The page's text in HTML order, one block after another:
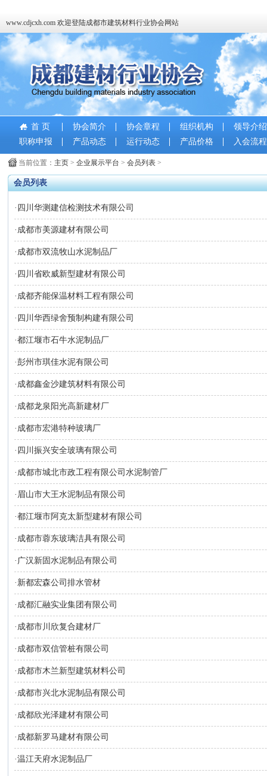
www.cdjcxh.com 欢迎登陆成都市建筑材料行业协会网站
首 页 协会简介 协会章程 组织机构
领导介绍
职称申报
产品动态 运行动态 产品价格 入会流程
当前位置： 主页 > 企业展示平台 > 会员列表 >
会员列表
· 四川华测建信检测技术有限公司
· 成都市美源建材有限公司
· 成都市双流牧山水泥制品厂
· 四川省欧威新型建材有限公司
· 成都齐能保温材料工程有限公司
· 四川华西绿舍预制构建有限公司
·都江堰市石牛水泥制品厂
·彭州市琪佳水泥有限公司
· 成都鑫金沙建筑材料有限公司
· 成都龙泉阳光高新建材厂
· 成都市宏港特种玻璃厂
· 四川振兴安全玻璃有限公司
· 成都市城北市政工程有限公司水泥制管厂
· 眉山市大王水泥制品有限公司
·都江堰市阿克太新型建材有限公司
· 成都市蓉东玻璃洁具有限公司
· 广汉新固水泥制品有限公司
· 新都宏森公司排水管材
· 成都汇融实业集团有限公司
· 成都市川欣复合建材厂
· 成都市双信管桩有限公司
· 成都市木兰新型建筑材料公司
· 成都市兴北水泥制品有限公司
· 成都欣光泽建材有限公司
· 成都新罗马建材有限公司
·温江天府水泥制品厂